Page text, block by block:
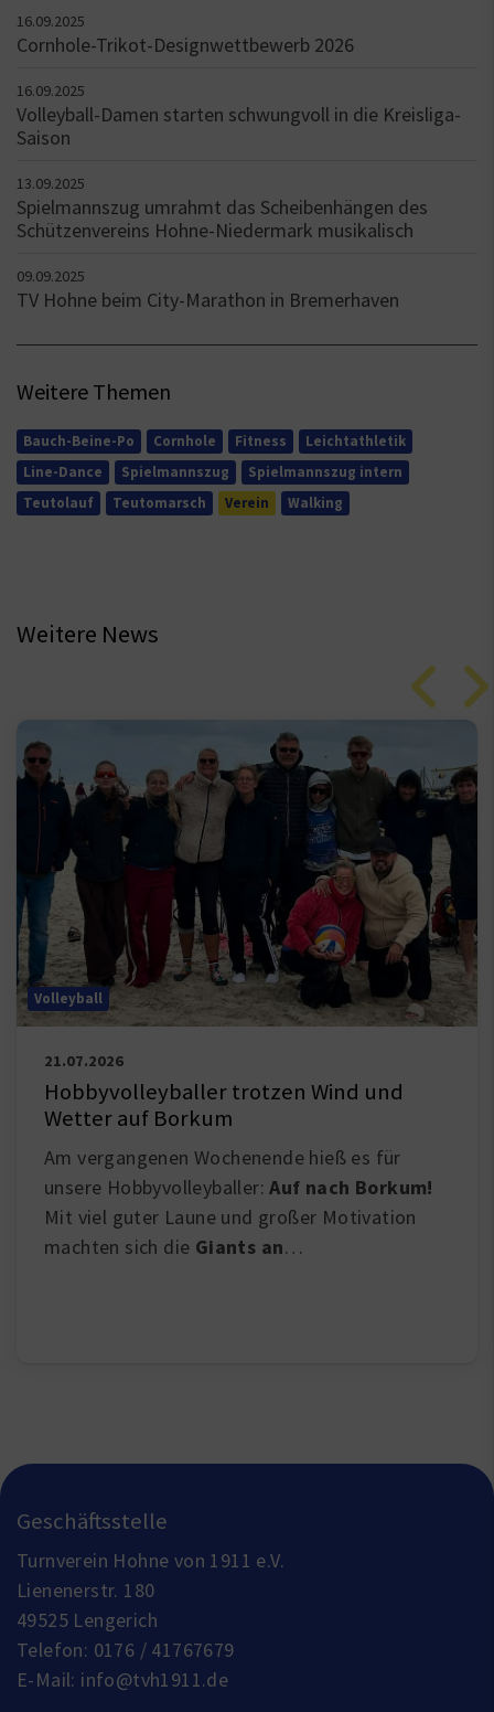
16.09.2025
Cornhole-Trikot-Designwettbewerb 2026
16.09.2025
Volleyball-Damen starten schwungvoll in die Kreisliga-
Saison
13.09.2025
Spielmannszug umrahmt das Scheibenhängen des
Schützenvereins Hohne-Niedermark musikalisch
09.09.2025
TV Hohne beim City-Marathon in Bremerhaven
Weitere Themen
Bauch-Beine-Po Cornhole Fitness
Leichtathletik
Line-Dance
Spielmannszug
Spielmannszug intern
Teutolauf
Teutomarsch Verein Walking
Weitere News
Volleyball
21.07.2026
Hobbyvolleyballer trotzen Wind und
Wetter auf Borkum
Am vergangenen Wochenende hieß es für
unsere Hobbyvolleyballer: Auf nach Borkum!
Mit viel guter Laune und großer Motivation
machten sich die Giants an…
Geschäftsstelle
Turnverein Hohne von 1911 e.V.
Lienenerstr. 180
49525 Lengerich
Telefon: 0176 / 41767679
E-Mail: info@tvh1911.de